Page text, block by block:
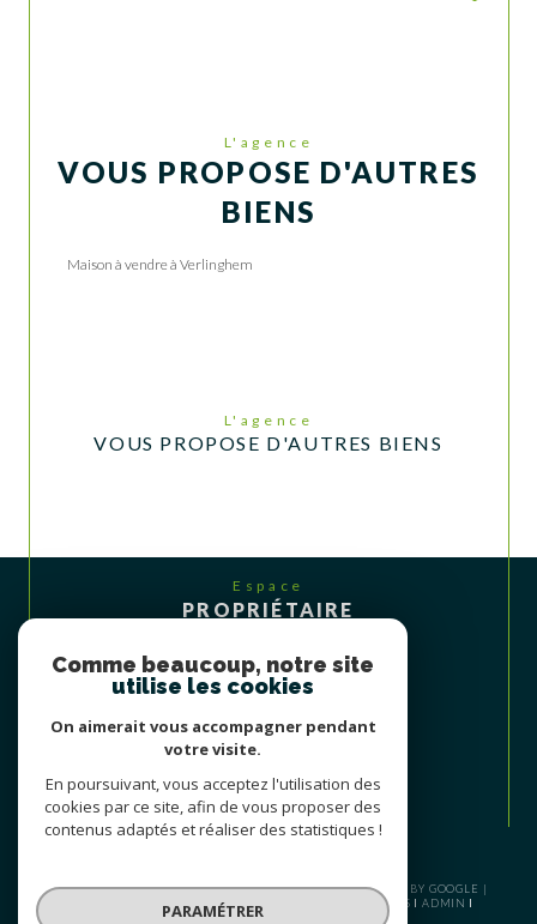
L'agence
VOUS PROPOSE D'AUTRES
BIENS
Maison à vendre à Verlinghem
L'agence
VOUS PROPOSE D'AUTRES BIENS
Espace
PROPRIÉTAIRE
© 2026 | TOUS DROITS RÉSERVÉS | TRADUCTION POWERED BY GOOGLE |
NOS HONORAIRES MENTIONS LÉGALES
ADMIN
NOS LIENS
POLITIQUE RGPD COOKIES
Comme beaucoup, notre site
utilise les cookies
On aimerait vous accompagner pendant
votre visite.
En poursuivant, vous acceptez l'utilisation des
cookies par ce site, afin de vous proposer des
contenus adaptés et réaliser des statistiques !
PARAMÉTRER